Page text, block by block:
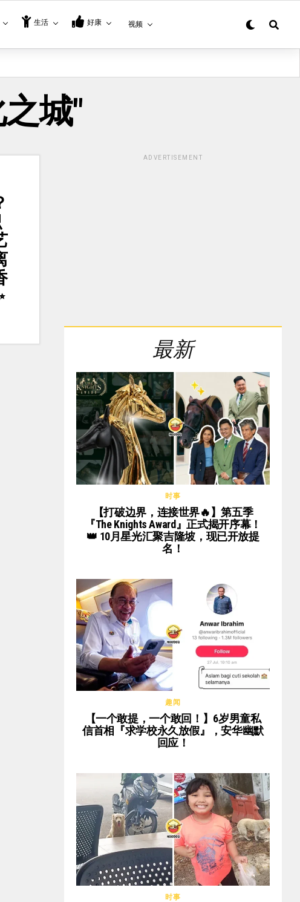
生活 好康 视频
之城"
ADVERTISEMENT
最新
时事
【打破边界，连接世界🔥】第五季
『The Knights Award』正式揭开序幕！
👑 10月星光汇聚吉隆坡，现已开放提
名！
趣闻
【一个敢提，一个敢回！】6岁男童私
信首相『求学校永久放假』，安华幽默
回应！
时事